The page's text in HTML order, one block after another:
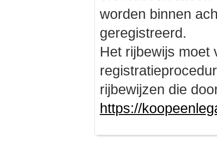
worden binnen
geregistreerd.
Het rijbewijs moet
rijbewijzen die
https://